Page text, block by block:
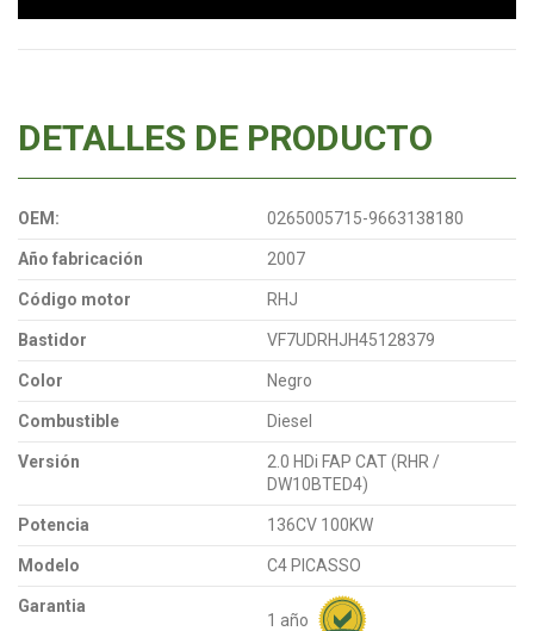
DETALLES DE PRODUCTO
OEM: 0265005715-9663138180
Año fabricación 2007
Código motor RHJ
Bastidor VF7UDRHJH45128379
Color Negro
Combustible Diesel
Versión
2.0 HDi FAP CAT (RHR /
DW10BTED4)
Potencia 136CV 100KW
Modelo C4 PICASSO
Garantia
1 año